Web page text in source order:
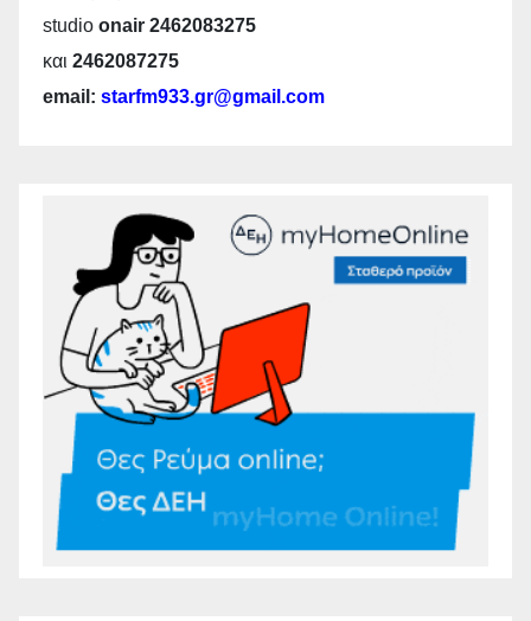
studio onair 2462083275
και 2462087275
email: starfm933.gr@gmail.com